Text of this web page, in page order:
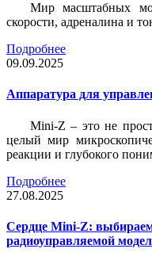
Мир масштабных
скорости, адреналина и
Подробнее
09.09.2025
Аппаратура для
Mini-Z – это не
целый мир
реакции и глубокого
Подробнее
27.08.2025
Сердце Mini-Z:
радиоуправляемой